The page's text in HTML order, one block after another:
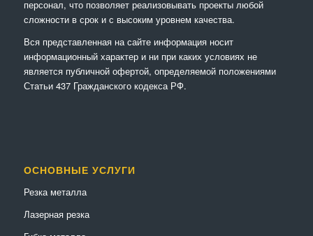
персонал, что позволяет реализовывать проекты любой
сложности в срок и с высоким уровнем качества.
Вся представленная на сайте информация носит
информационный характер и ни при каких условиях не
является публичной офертой, определяемой положениями
Статьи 437 Гражданского кодекса РФ.
ОСНОВНЫЕ УСЛУГИ
Резка металла
Лазерная резка